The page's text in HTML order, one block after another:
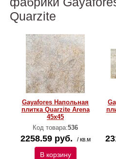
Quarzite
Gayafores Напольная
плитка Quarzite Arena
45x45
Код товара:536
2258.59 руб. / кв.м
В корзину